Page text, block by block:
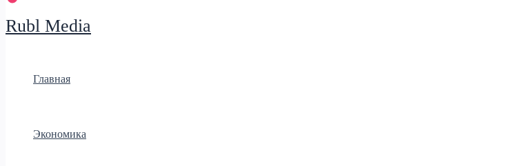
Rubl Media
Главная
Экономика